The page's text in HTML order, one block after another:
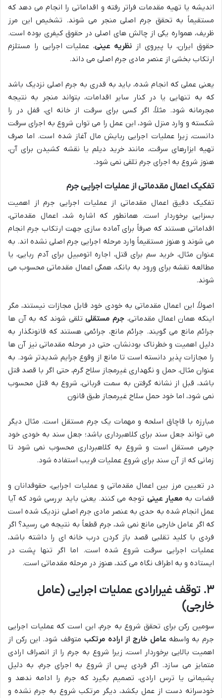
اندیشه یا تهیه مقدمات فراتر رفته و اقداماتی را انجام می دهد که
مستقیماً به تحقق جرم اصلی منجر می شوند. تشخیص این مرز
ظریف، همواره یکی از چالش های اصلی در حقوق کیفری بوده است.
حقوق ایران، با پیروی از نظریه عینی، عملیات اجرایی را مستلزم
ارتکاب بخشی از عنصر مادی جرم اصلی می داند.
یعنی عملی که انجام شده، باید به قدری به جرم اصلی نزدیک باشد
که به تنهایی یا در کنار سایر اقدامات، بتواند منجر به نتیجه
مجرمانه شود. مثلاً، اگر کسی برای سرقت از خانه ای، قفل در را
شکسته و وارد منزل شود، این عمل را می توان شروع به اجرای سرقت
دانست، زیرا عملیات اجرایی ربایش مال آغاز شده است. اما صرف
تهیه ابزارهای سرقت، مانند خرید دیلم یا نقشه کشیدن برای آن،
هنوز شروع به اجرای جرم تلقی نمی شود.
تفکیک اعمال مقدماتی از عملیات اجرایی جرم
تفکیک دقیق اعمال مقدماتی از عملیات اجرایی جرم از اهمیت
بسزایی برخوردار است. همانطور که اشاره شد، اعمال مقدماتی،
اقداماتی هستند که صرفاً برای آماده سازی جهت ارتکاب جرم انجام
می شوند و هنوز مستقیماً وارد مرحله اجرایی جرم اصلی نشده اند. به
عنوان مثال، خرید سم برای قتل، اجاره اتومبیل برای آدم ربایی، یا
مطالعه نقشه برای ورود به بانک، همگی اعمال مقدماتی محسوب می
شوند.
اصولاً، این اعمال مقدماتی به خودی خود قابل مجازات نیستند، مگر
اینکه همان اعمال مقدماتی، جرم مستقلیتلقی شوند که به آن ها
جرائم مانع می گویند. جرائم مانع، جرائمی هستند که قانونگذار به
دلیل اهمیت و خطرناک بودنشان، حتی در مرحله مقدماتی نیز آن ها
را مجازات پذیر دانسته است تا مانع از وقوع جرایم شدیدتر شود. به
عنوان مثال، حمل و نگهداری غیرمجاز سلاح گرم، حتی اگر با قصد قتل
باشد، قبل از نشانه گرفتن به سمت قربانی، شروع به قتل محسوب
نمی شود، اما خود حمل سلاح غیرمجاز طبق قانون
مبارزه با قاچاق اسلحه و مهمات یک جرم مستقل است. مثال دیگر
می تواند جعل سند برای کلاهبرداری باشد؛ جعل سند به خودی خود
جرمی مستقل است و شروع به کلاهبرداری محسوب نمی شود تا
زمانی که از آن سند برای شروع عملیات فریب استفاده شود.
در تعیین مرز بین اعمال مقدماتی و عملیات اجرایی، حقوقدانان و
قضات بهمعیار عینی توجه می کنند. یعنی باید بررسی شود که آیا
عمل انجام شده به حدی به عنصر مادی جرم اصلی نزدیک شده است
که اگر عامل خارجی مانع نمی شد، جرم قطعاً به نتیجه می رسید؟ اگر
فردی با کلید تقلبی قصد باز کردن درب خانه ای را داشته باشد،
عملیات اجرایی سرقت شروع شده است. اما اگر تنها پشت در
ایستاده و به اطراف نگاه می کند، هنوز در مرحله مقدماتی است.
۳. توقف غیرارادی عملیات اجرایی (عامل
خارجی)
سومین رکن برای تحقق شروع به جرم، این است که عملیات اجرایی
جرم به واسطهعامل خارج از اراده مرتکب متوقف شود. این رکن از
اهمیت بالایی برخوردار است، زیرا شروع به جرم را از انصراف ارادی
متمایز می سازد. اگر فردی پس از شروع به اجرای جرم، به دلیل
پشیمانی یا ترس ارادی، تصمیم بگیرد که جرم را ادامه ندهد و
خودسرانه دست از عمل بکشد، دیگر مرتکب شروع به جرم نشده و